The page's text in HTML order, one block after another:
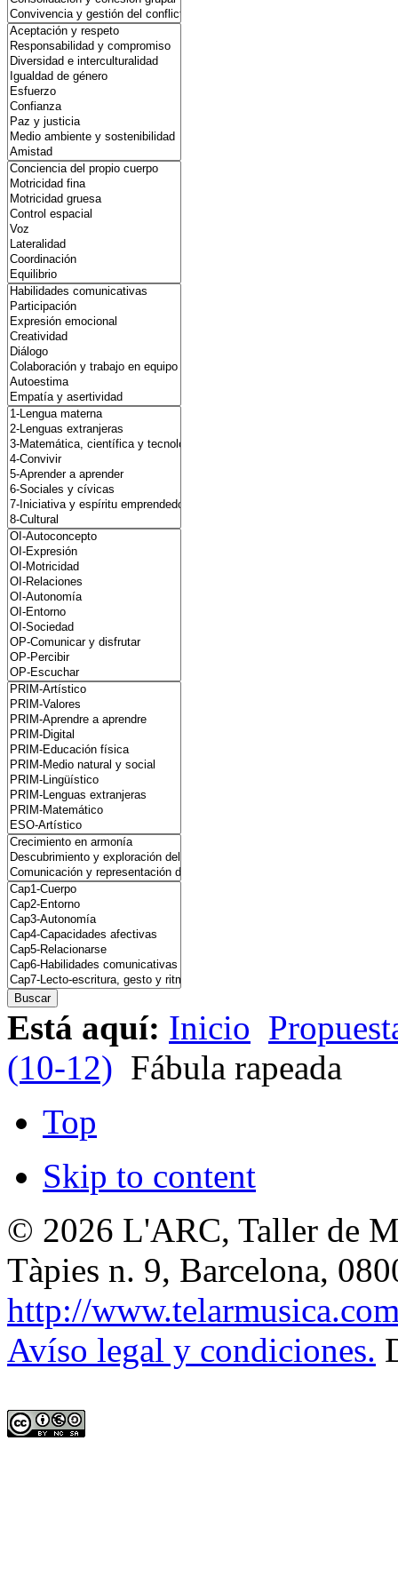
Está aquí: Inicio
(10-12) Fábula rapeada
Top
Skip to content
© 2026 L'ARC, Taller de
Tàpies n. 9, Barcelona,
http://
Avíso legal y condiciones.